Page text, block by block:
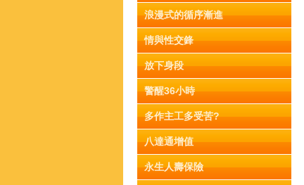
浪漫式的循序漸進
情與性交鋒
放下身段
警醒36小時
多作主工多受苦?
八達通增值
永生人壽保險